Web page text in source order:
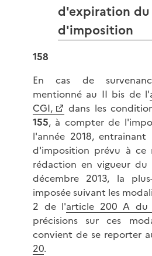
d'expiration
d'imposition
158
En cas de
mentionné au II bis de l'
CGI,
dans les
155, à compter de
l'année 2018,
d'imposition prévu à ce
rédaction en vigueur du
décembre 2013, la
imposée suivant les
2 de l'article 200 A du
précisions sur ces
convient de se reporter
20.